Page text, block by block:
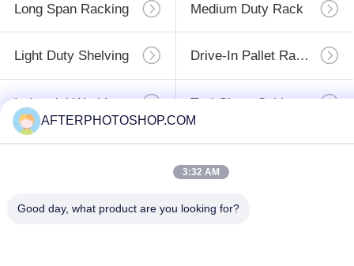
Long Span Racking Medium Duty Rack
Light Duty Shelving Drive-In Pallet Racking
Industrial Workbenches Tool Chest Cabinet
AFTERPHOTOSHOP.COM
3:32 AM
Good day, what product are you looking for?